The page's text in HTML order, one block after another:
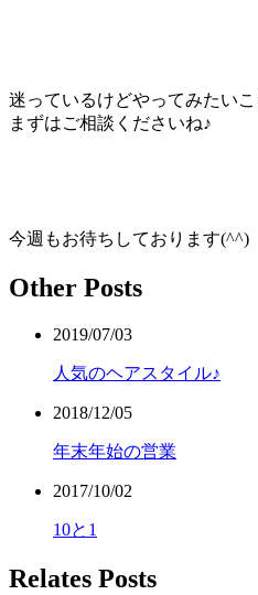
迷っているけどやってみたい
まずはご相談くださいね♪
今週もお待ちしております(^^)
Other Posts
2019/07/03
人気のヘアスタイル♪
2018/12/05
年末年始の営業
2017/10/02
10と1
Relates Posts